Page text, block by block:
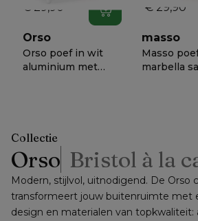
In winkelwagen
€ 29,90 € 29,90
Orso
Orso poef in wit
aluminium met
masso
Masso
marbella
Collectie
Orso Bristol à la
Modern, stijlvol, uitnodigend. De Orso
transformeert jouw buitenruimte met
design en materialen van topkwaliteit: